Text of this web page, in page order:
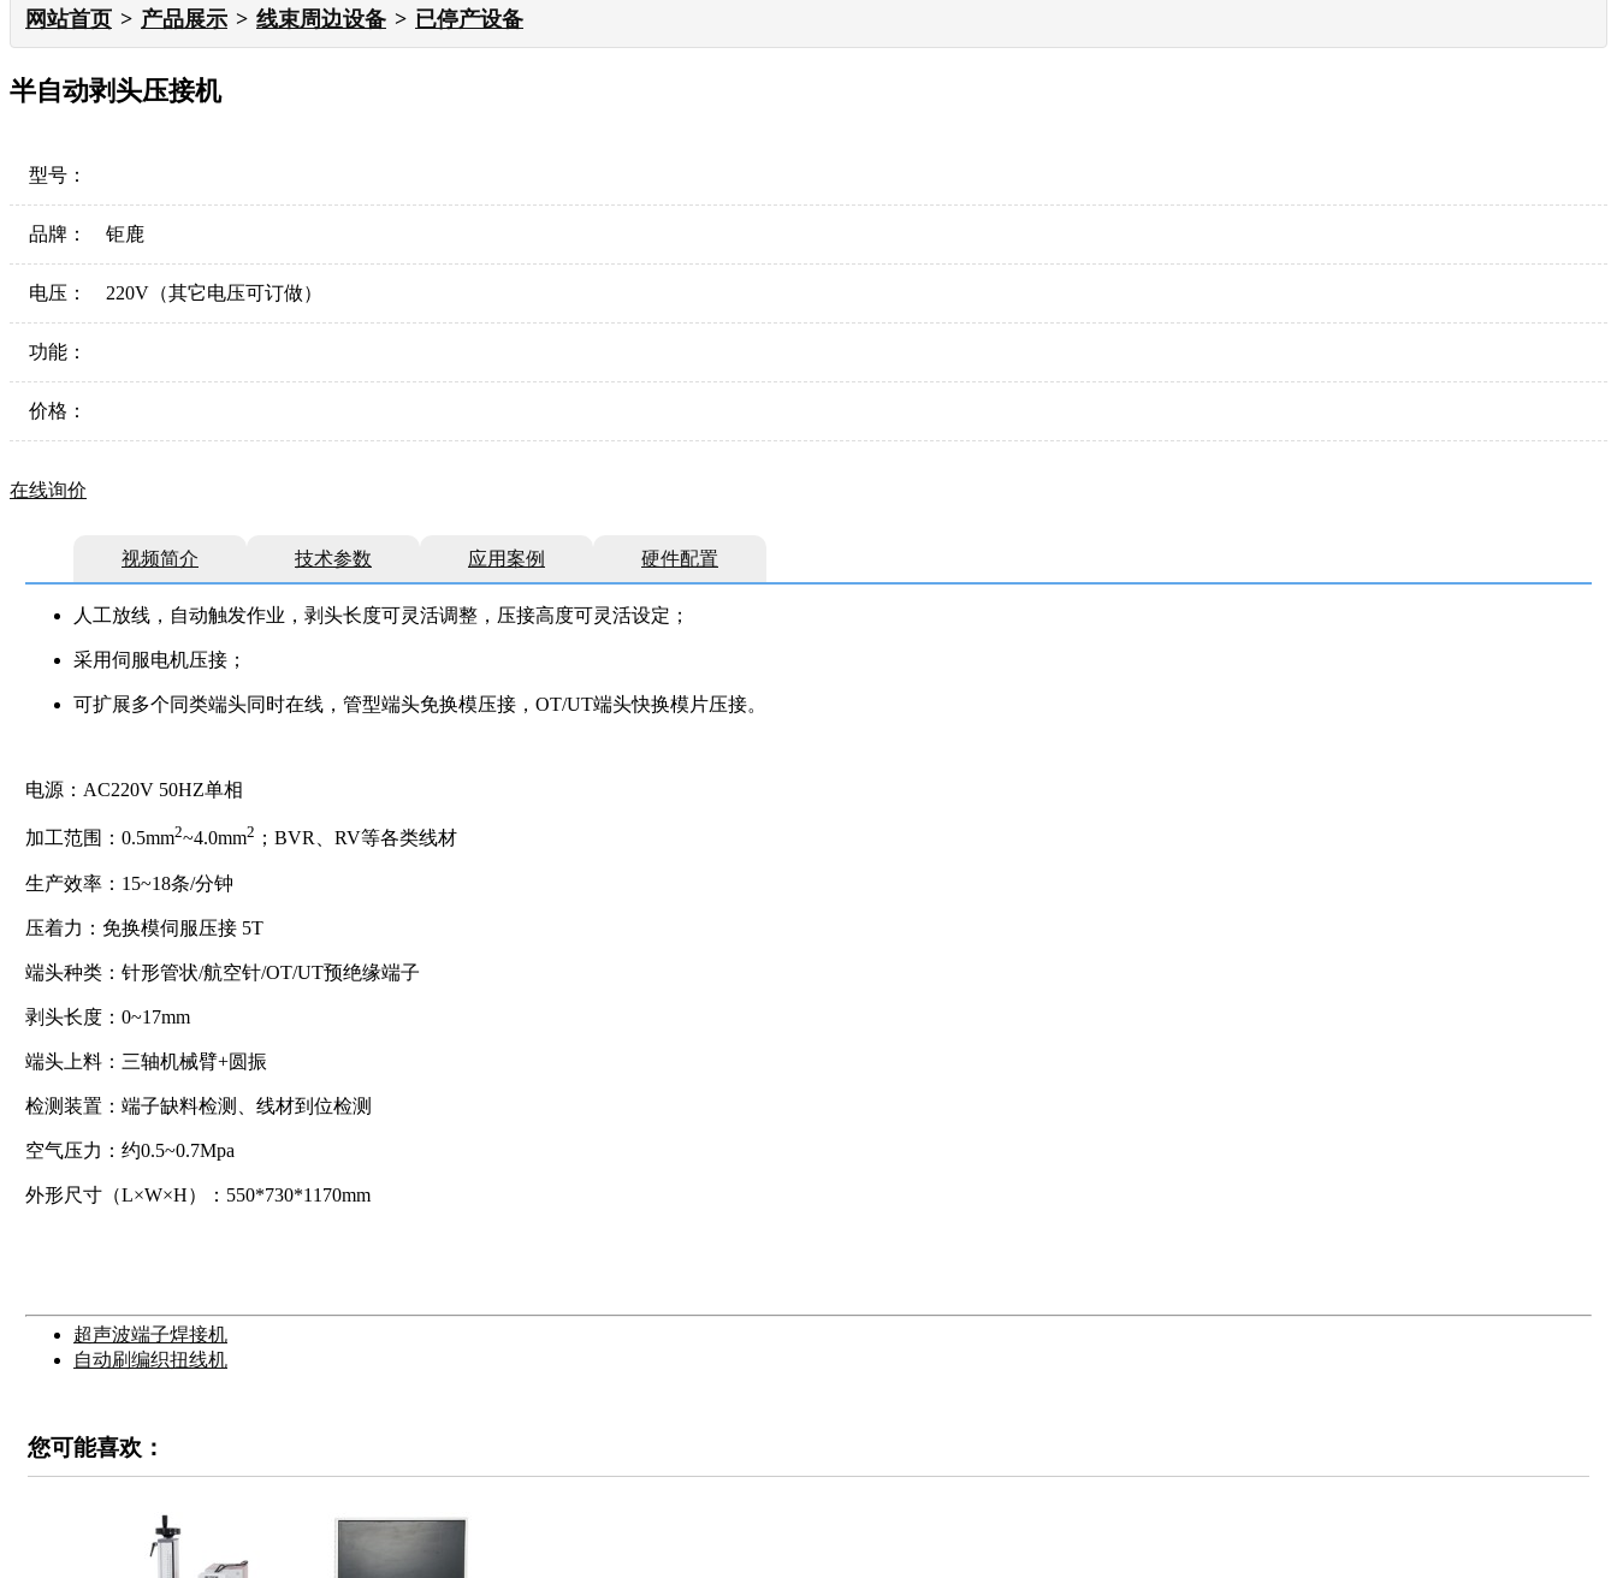
网站首页 产品展示 线束周边设备 已停产设备
半自动剥头压接机
型号：
品牌： 钜鹿
电压： 220V（其它电压可订做）
功能：
价格：
在线询价
视频简介 技术参数 应用案例 硬件配置
人工放线，自动触发作业，剥头长度可灵活调整，压接高度可灵活设定；
采用伺服电机压接；
可扩展多个同类端头同时在线，管型端头免换模压接，OT/UT端头快换模片压接。
电源：AC220V 50HZ单相
加工范围：0.5mm2~4.0mm2 ；BVR、RV等各类线材
生产效率：15~18条/分钟
压着力：免换模伺服压接 5T
端头种类：针形管状/航空针/OT/UT预绝缘端子
剥头长度：0~17mm
端头上料：三轴机械臂+圆振
检测装置：端子缺料检测、线材到位检测
空气压力：约0.5~0.7Mpa
外形尺寸（L×W×H）：550*730*1170mm
超声波端子焊接机
自动刷编织扭线机
您可能喜欢：